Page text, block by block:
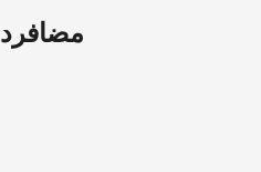
مضافرد